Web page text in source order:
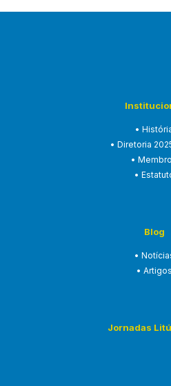
•
• Diretoria
•
•
Blog
•
• Artigos
Jornadas